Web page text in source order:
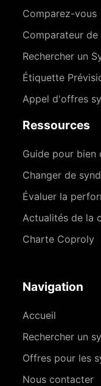
Comparez-vous
Comparateur de
Rechercher un
Étiquette
Appel d'offres
Ressources
Guide pour bien
Changer de
Évaluer la
Actualités de la
Charte Coproly
Navigation
Accueil
Rechercher un
Offres pour les
Nous contacter